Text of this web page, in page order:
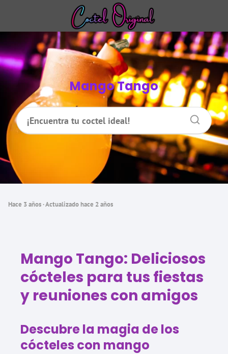
Mango Tango
hace 3 años· Actualizado hace 2 años
Mango Tango: Deliciosos
cócteles para tus fiestas
y reuniones con amigos
Descubre la magia de los
cócteles con mango